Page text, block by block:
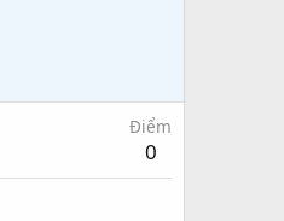
Điểm
0